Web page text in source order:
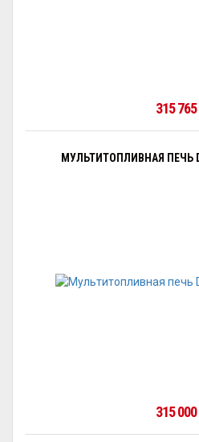
315 765
МУЛЬТИТОПЛИВНАЯ ПЕЧЬ
315 000